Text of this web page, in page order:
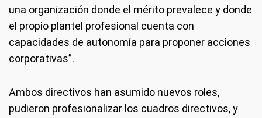
una organización donde el mérito prevalece y donde
el propio plantel profesional cuenta con
capacidades de autonomía para proponer acciones
corporativas”.
Ambos directivos han asumido nuevos roles,
pudieron profesionalizar los cuadros directivos, y